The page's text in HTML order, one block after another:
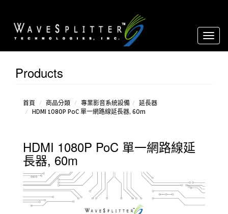
影像
延長
over
環境
Products
首頁 商品分類 專業影音系統設備
延長器
HDMI 1080P PoC 單一網路線延長器, 60m
HDMI 1080P PoC 單一網路線延
長器, 60m